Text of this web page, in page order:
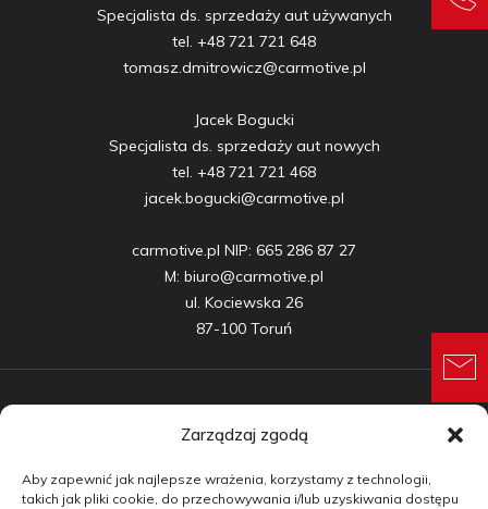
Zarządzaj zgodą
Aby zapewnić jak najlepsze wrażenia, korzystamy z technologii,
takich jak pliki cookie, do przechowywania i/lub uzyskiwania dostępu
Specjalista ds. sprzedaży aut używanych
tel. +48 721 721 648
tomasz.dmitrowicz@carmotive.pl
Jacek Bogucki
Specjalista ds. sprzedaży aut nowych
tel. +48 721 721 468
jacek.bogucki@carmotive.pl
carmotive.pl NIP: 665 286 87 27
M: biuro@carmotive.pl
ul. Kociewska 26
87-100 Toruń
Samochody nowe
Samochody używane